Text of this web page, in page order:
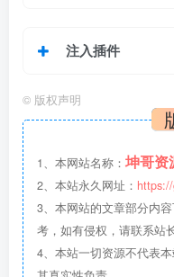
注入插件
© 版权声明
1、本网站名称： 坤哥资
2、本站永久网址：
3、本网站的文章部分内
考，如有侵权，请联系站
4、本站一切资源不代表